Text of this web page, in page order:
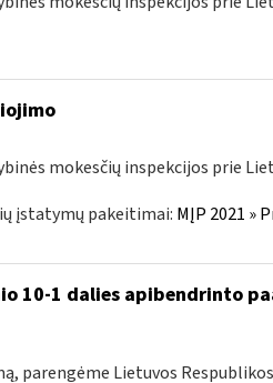
mokesčių inspekcijos prie
įstatymų pakeitimai: MĮP 2021 »
10-1 dalies apibendrinto
parengėme Lietuvos